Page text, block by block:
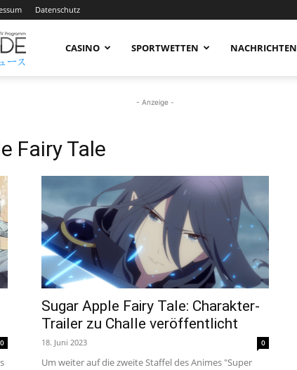
Datenschutz
AnimeNachrichten
Aktuelle
News
rund
CASINO SPORTWETTEN NACHRICHTEN
- Anzeige -
Fairy Tale
0
Sugar Apple Fairy Tale: Charakter-
Trailer zu Challe veröffentlicht
18. Juni 2023 0
Um weiter auf die zweite Staffel des Animes "Super